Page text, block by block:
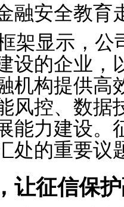
融安全教育
架显示，公
设的企业，
机构提供高
风控、数据
能力建设。
处的重要议
让征信保